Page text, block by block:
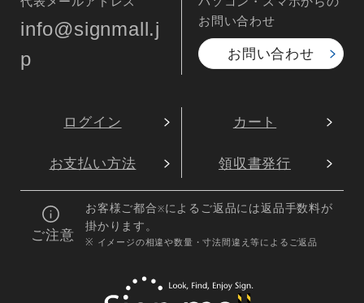
info@signmall.j
p
お問い合わせ
お問い合わせ
ログイン カート
お支払い方法 領収書発行
ご注意
お客様ご都合※によるご返品には返品手数料が
掛かります。
※ イメージの相違や数量・寸法間違え等によるご返品